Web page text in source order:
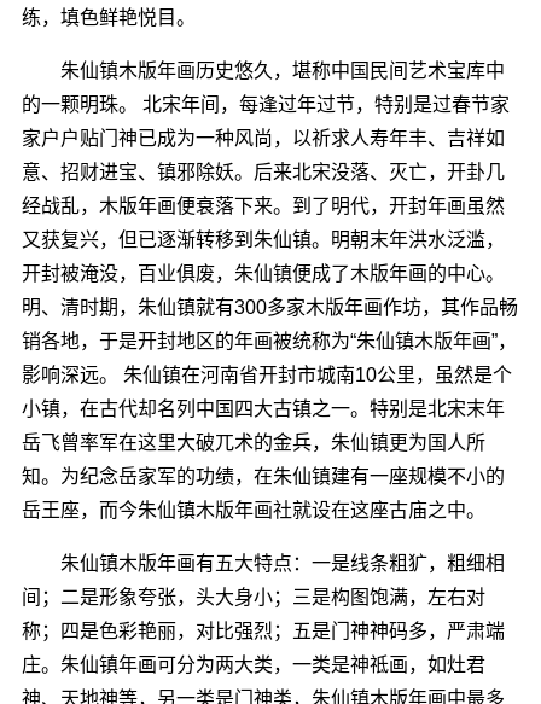
练，填色鲜艳悦目。
朱仙镇木版年画历史悠久，堪称中国民间艺术宝库中
的一颗明珠。 北宋年间，每逢过年过节，特别是过春节家
家户户贴门神已成为一种风尚，以祈求人寿年丰、吉祥如
意、招财进宝、镇邪除妖。后来北宋没落、灭亡，开卦几
经战乱，木版年画便衰落下来。到了明代，开封年画虽然
又获复兴，但已逐渐转移到朱仙镇。明朝末年洪水泛滥，
开封被淹没，百业俱废，朱仙镇便成了木版年画的中心。
明、清时期，朱仙镇就有300多家木版年画作坊，其作品畅
销各地，于是开封地区的年画被统称为“朱仙镇木版年画”，
影响深远。 朱仙镇在河南省开封市城南10公里，虽然是个
小镇，在古代却名列中国四大古镇之一。特别是北宋末年
岳飞曾率军在这里大破兀术的金兵，朱仙镇更为国人所
知。为纪念岳家军的功绩，在朱仙镇建有一座规模不小的
岳王座，而今朱仙镇木版年画社就设在这座古庙之中。
朱仙镇木版年画有五大特点：一是线条粗犷，粗细相
间；二是形象夸张，头大身小；三是构图饱满，左右对
称；四是色彩艳丽，对比强烈；五是门神神码多，严肃端
庄。朱仙镇年画可分为两大类，一类是神祗画，如灶君
神、天地神等，另一类是门神类，朱仙镇木版年画中最多